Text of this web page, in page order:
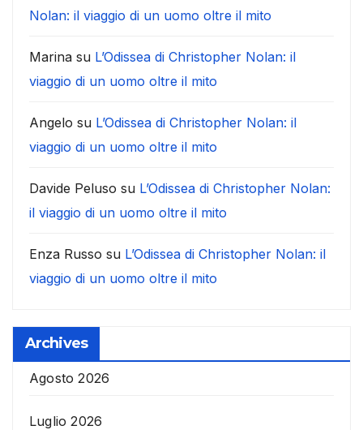
Nolan: il viaggio di un uomo oltre il mito
Marina su L’Odissea di Christopher Nolan: il
viaggio di un uomo oltre il mito
Angelo su L’Odissea di Christopher Nolan: il
viaggio di un uomo oltre il mito
Davide Peluso su L’Odissea di Christopher Nolan:
il viaggio di un uomo oltre il mito
Enza Russo su L’Odissea di Christopher Nolan: il
viaggio di un uomo oltre il mito
Archives
Agosto 2026
Luglio 2026